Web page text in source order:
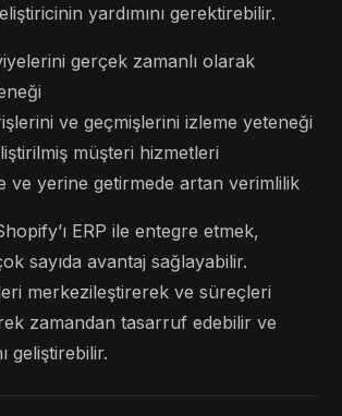
yardımını gerektirebilir.
gerçek zamanlı olarak
ve geçmişlerini izleme yeteneği
müşteri hizmetleri
ve yerine getirmede artan verimlilik
ERP ile entegre etmek,
sayıda avantaj sağlayabilir.
merkezileştirerek ve süreçleri
zamandan tasarruf edebilir ve
geliştirebilir.